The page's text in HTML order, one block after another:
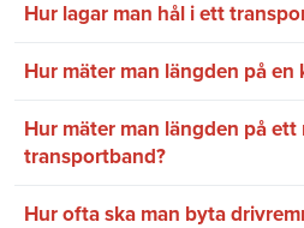
Hur lagar man hål i ett
Hur mäter man längden på en
Hur mäter man längden på
transportband?
Hur ofta ska man byta